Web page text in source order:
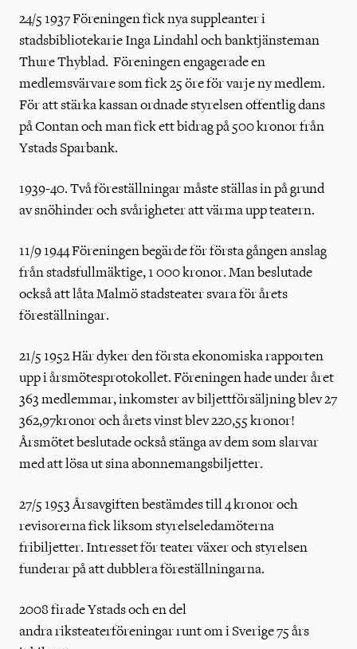
24/5 1937 Föreningen fick nya suppleanter i
stadsbibliotekarie Inga Lindahl och banktjänsteman
Thure Thyblad. Föreningen engagerade en
medlemsvärvare som fick 25 öre för varje ny medlem.
För att stärka kassan ordnade styrelsen offentlig dans
på Contan och man fick ett bidrag på 500 kronor från
Ystads Sparbank.
1939-40. Två föreställningar måste ställas in på grund
av snöhinder och svårigheter att värma upp teatern.
11/9 1944 Föreningen begärde för första gången anslag
från stadsfullmäktige, 1 000 kronor. Man beslutade
också att låta Malmö stadsteater svara för årets
föreställningar.
21/5 1952 Här dyker den första ekonomiska rapporten
upp i årsmötesprotokollet. Föreningen hade under året
363 medlemmar, inkomster av biljettförsäljning blev 27
362,97kronor och årets vinst blev 220,55 kronor!
Årsmötet beslutade också stänga av dem som slarvar
med att lösa ut sina abonnemangsbiljetter.
27/5 1953 Årsavgiften bestämdes till 4 kronor och
revisorerna fick liksom styrelseledamöterna
fribiljetter. Intresset för teater växer och styrelsen
funderar på att dubblera föreställningarna.
2008 firade Ystads och en del
andra riksteaterföreningar runt om i Sverige 75 års